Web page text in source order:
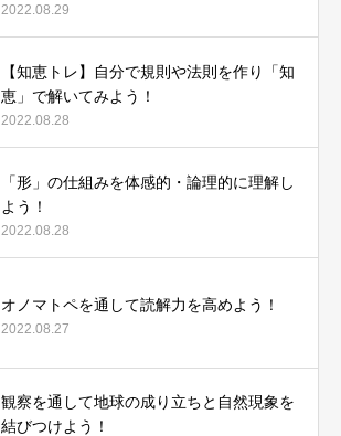
2022.08.29
【知恵トレ】自分で規則や法則を作り「知
恵」で解いてみよう！
2022.08.28
「形」の仕組みを体感的・論理的に理解し
よう！
2022.08.28
オノマトペを通して読解力を高めよう！
2022.08.27
観察を通して地球の成り立ちと自然現象を
結びつけよう！